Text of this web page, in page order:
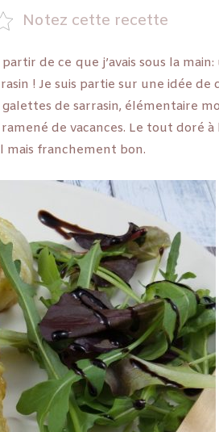
Notez cette recette
de ce que j’avais sous la
! Je suis partie sur une idée de
de sarrasin, élémentaire
de vacances. Le tout doré
mais franchement bon.